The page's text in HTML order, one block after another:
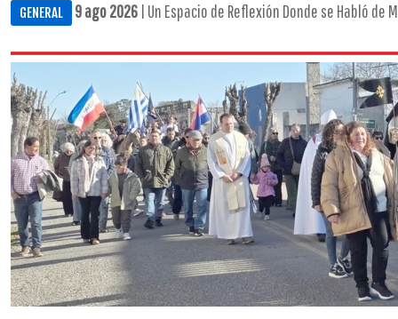
GENERAL 9 ago 2026 | Un Espacio de Reflexión Donde se Habló de